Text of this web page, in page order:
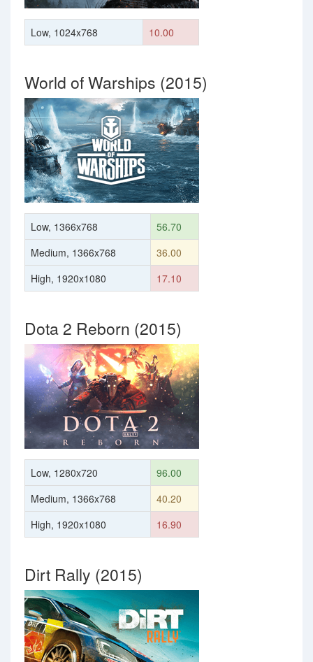
Low, 1024x768 10.00
World of Warships (2015)
Low, 1366x768
56.70
Medium, 1366x768
36.00
High, 1920x1080
17.10
Dota 2 Reborn (2015)
Low, 1280x720
96.00
Medium, 1366x768
40.20
High, 1920x1080
16.90
Dirt Rally (2015)